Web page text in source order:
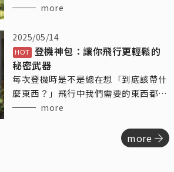
焦點。這位以廣告演員身份活躍的女
帶來了不少精彩的時尚演繹。
more
2025/05/14
登機神包：讓你飛行更輕鬆的
秘密武器
每次登機時是不是總在想「到底該帶什
麼東西？」飛行中我們需要的東西都挺
多的，水瓶、手機、耳機、零食、護膚
今天來跟你們聊聊「登機隨身包」這個
神奇的小夥伴，讓你的飛行不再糾結，
more
more